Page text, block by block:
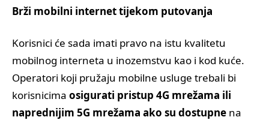
Brži mobilni internet tijekom putovanja
Korisnici će sada imati pravo na istu kvalitetu
mobilnog interneta u inozemstvu kao i kod kuće.
Operatori koji pružaju mobilne usluge trebali bi
korisnicima osigurati pristup 4G mrežama ili
naprednijim 5G mrežama ako su dostupne na